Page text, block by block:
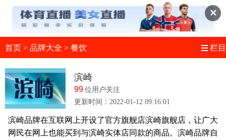
✕
首页 > 品牌大全 > 餐饮 栏目
滨崎
99 位用户关注
更新时间：2022-01-12 09:16:01
滨崎品牌在互联网上开设了官方旗舰店滨崎旗舰店，让广大
网民在网上也能买到与滨崎实体店同款的商品。滨崎品牌自